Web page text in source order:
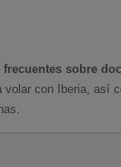
frecuentes sobre
con Iberia, así